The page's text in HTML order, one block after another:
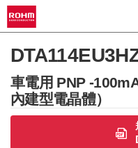
車電用 PNP -
內建型電晶體）